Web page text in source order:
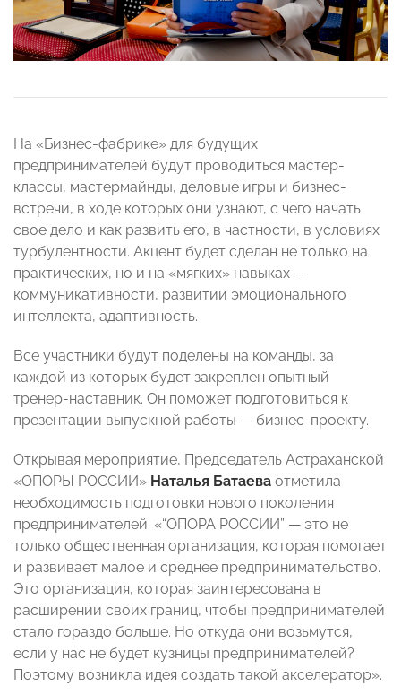
На «Бизнес-фабрике» для будущих
предпринимателей будут проводиться мастер-
классы, мастермайнды, деловые игры и бизнес-
встречи, в ходе которых они узнают, с чего начать
свое дело и как развить его, в частности, в условиях
турбулентности. Акцент будет сделан не только на
практических, но и на «мягких» навыках —
коммуникативности, развитии эмоционального
интеллекта, адаптивность.
Все участники будут поделены на команды, за
каждой из которых будет закреплен опытный
тренер-наставник. Он поможет подготовиться к
презентации выпускной работы — бизнес-проекту.
Открывая мероприятие, Председатель Астраханской
«ОПОРЫ РОССИИ» Наталья Батаева отметила
необходимость подготовки нового поколения
предпринимателей: «“ОПОРА РОССИИ” — это не
только общественная организация, которая помогает
и развивает малое и среднее предпринимательство.
Это организация, которая заинтересована в
расширении своих границ, чтобы предпринимателей
стало гораздо больше. Но откуда они возьмутся,
если у нас не будет кузницы предпринимателей?
Поэтому возникла идея создать такой акселератор».